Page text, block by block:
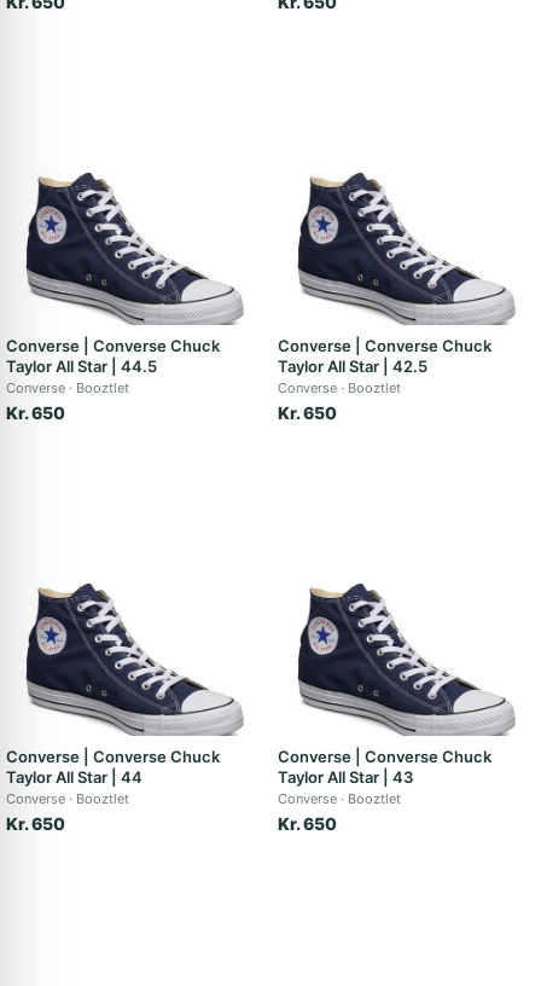
Converse | Converse Chuck
Taylor All Star | 44.5
Converse Booztlet
Kr. 650
Converse | Converse Chuck
Taylor All Star | 42.5
Converse Booztlet
Kr. 650
Converse | Converse Chuck
Taylor All Star | 44
Converse Booztlet
Kr. 650
Converse | Converse Chuck
Taylor All Star | 43
Converse Booztlet
Kr. 650